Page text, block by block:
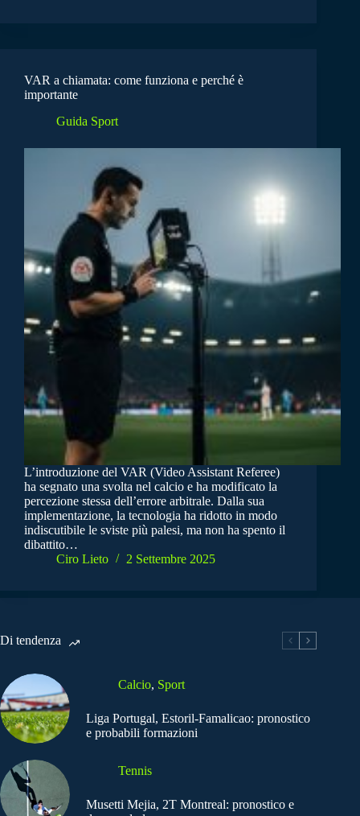
VAR a chiamata: come funziona e perché è
importante
Guida Sport
L’introduzione del VAR (Video Assistant Referee)
ha segnato una svolta nel calcio e ha modificato la
percezione stessa dell’errore arbitrale. Dalla sua
implementazione, la tecnologia ha ridotto in modo
indiscutibile le sviste più palesi, ma non ha spento il
dibattito…
Ciro Lieto
2 Settembre 2025
Di tendenza
Calcio, Sport
Liga Portugal, Estoril-Famalicao: pronostico
e probabili formazioni
Tennis
Musetti Mejia, 2T Montreal: pronostico e